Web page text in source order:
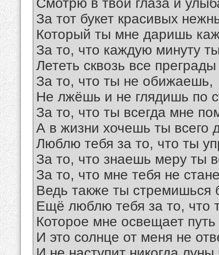
Смотрю в твои глаза и
За тот букет красивых
Который ты мне даришь
За то, что каждую минуту
Лететь сквозь все
За то, что ты не обижаешь,
Не лжёшь и не глядишь по
За то, что ты всегда мне
А в жизни хочешь ты всего
Люблю тебя за то, что ты
За то, что знаешь меру ты
За то, что мне тебя не
Ведь также ты стремишься
Ещё люблю тебя за то, что
Которое мне освещает
И это солнце от меня не